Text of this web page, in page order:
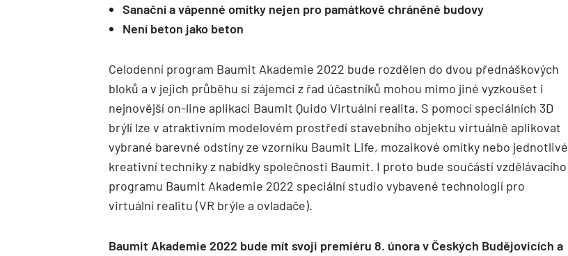
Sanační a vápenné omítky nejen pro památkově chráněné budovy
Není beton jako beton
Celodenní program Baumit Akademie 2022 bude rozdělen do dvou přednáškových
bloků a v jejich průběhu si zájemci z řad účastníků mohou mimo jiné vyzkoušet i
nejnovější on-line aplikaci Baumit Quido Virtuální realita. S pomocí speciálních 3D
brýlí lze v atraktivním modelovém prostředí stavebního objektu virtuálně aplikovat
vybrané barevné odstíny ze vzorníku Baumit Life, mozaikové omítky nebo jednotlivé
kreativní techniky z nabídky společnosti Baumit. I proto bude součástí vzdělávacího
programu Baumit Akademie 2022 speciální studio vybavené technologií pro
virtuální realitu (VR brýle a ovladače).
Baumit Akademie 2022 bude mít svoji premiéru 8. února v Českých Budějovicích a